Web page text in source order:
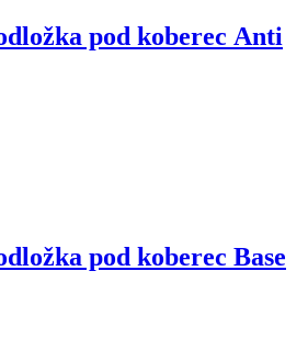
pod koberec Anti
pod koberec Base